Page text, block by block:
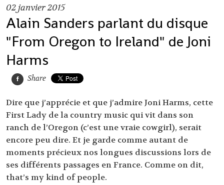
02janvier 2015
Alain Sanders parlant du disque
"From Oregon to Ireland" de Joni
Harms
Share
Dire que j’apprécie et que j’admire Joni Harms, cette
First Lady de la country music qui vit dans son
ranch de l’Oregon (c’est une vraie cowgirl), serait
encore peu dire. Et je garde comme autant de
moments précieux nos longues discussions lors de
ses différents passages en France. Comme on dit,
that’s my kind of people.